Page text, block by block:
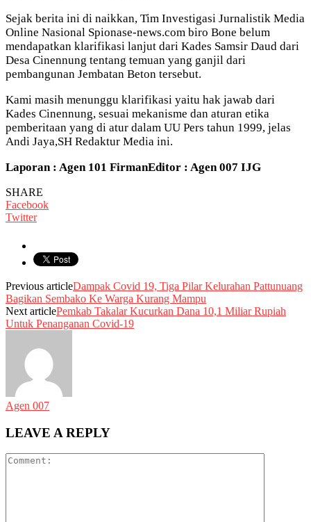
Sejak berita ini di naikkan, Tim Investigasi Jurnalistik Media
Online Nasional Spionase-news.com biro Bone belum
mendapatkan klarifikasi lanjut dari Kades Samsir Daud dari
Desa Cinennung tentang temuan yang ganjil dari
pembangunan Jembatan Beton tersebut.
Kami masih menunggu klarifikasi yaitu hak jawab dari
Kades Cinennung, sesuai mekanisme dan aturan etika
pemberitaan yang di atur dalam UU Pers tahun 1999, jelas
Andi Jaya,SH Redaktur Media ini.
Laporan : Agen 101 FirmanEditor : Agen 007 IJG
SHARE
Facebook
Twitter
Previous articleDampak Covid 19, Tiga Pilar Kelurahan Pattunuang
Bagikan Sembako Ke Warga Kurang Mampu
Next articlePemkab Takalar Kucurkan Dana 10,1 Miliar Rupiah
Untuk Penanganan Covid-19
Agen 007
LEAVE A REPLY